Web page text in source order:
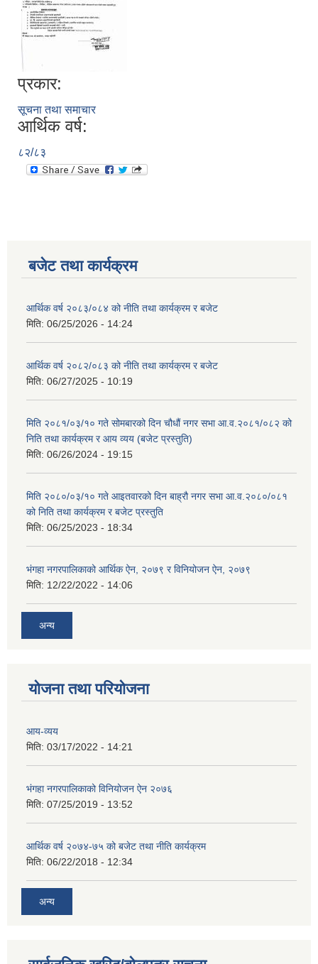
प्रकार:
सूचना तथा समाचार
आर्थिक वर्ष:
८२/८३
बजेट तथा कार्यक्रम
आर्थिक वर्ष २०८३/०८४ को नीति तथा कार्यक्रम र बजेट
मिति: 06/25/2026 - 14:24
आर्थिक वर्ष २०८२/०८३ को नीति तथा कार्यक्रम र बजेट
मिति: 06/27/2025 - 10:19
मिति २०८१/०३/१० गते सोमबारको दिन चौधौं नगर सभा आ.व.२०८१/०८२ को
निति तथा कार्यक्रम र आय व्यय (बजेट प्रस्तुति)
मिति: 06/26/2024 - 19:15
मिति २०८०/०३/१० गते आइतवारको दिन बाह्रौ नगर सभा आ.व.२०८०/०८१
को निति तथा कार्यक्रम र बजेट प्रस्तुति
मिति: 06/25/2023 - 18:34
भंगहा नगरपालिकाको आर्थिक ऐन, २०७९ र विनियोजन ऐन, २०७९
मिति: 12/22/2022 - 14:06
अन्य
योजना तथा परियोजना
आय-व्यय
मिति: 03/17/2022 - 14:21
भंगहा नगरपालिकाको विनियोजन ऐन २०७६
मिति: 07/25/2019 - 13:52
आर्थिक वर्ष २०७४-७५ को बजेट तथा नीति कार्यक्रम
मिति: 06/22/2018 - 12:34
अन्य